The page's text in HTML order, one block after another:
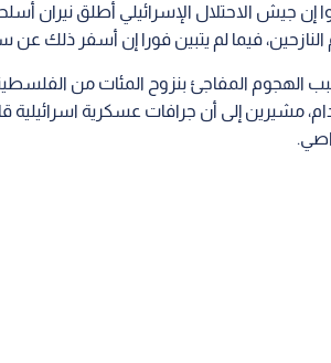
إن جيش الاحتلال الإسرائيلي أطلق نيران
النازحين، فيما لم يتبين فورا إن أسفر ذلك
الهجوم المفاجئ بنزوح المئات من
مشيرين إلى أن جرافات عسكرية